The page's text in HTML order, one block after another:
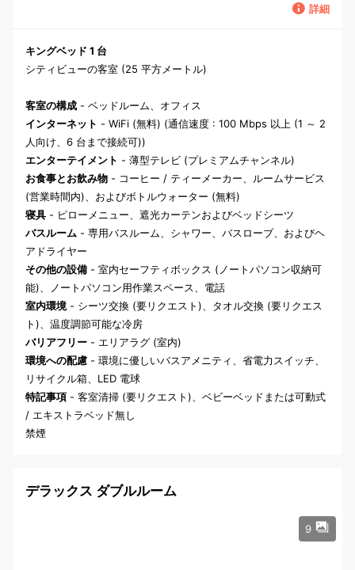
詳細
キングベッド 1 台
シティビューの客室 (25 平方メートル)
客室の構成 - ベッドルーム、オフィス
インターネット - WiFi (無料) (通信速度 : 100 Mbps 以上 (1 ～ 2
人向け、6 台まで接続可))
エンターテイメント - 薄型テレビ (プレミアムチャンネル)
お食事とお飲み物 - コーヒー / ティーメーカー、ルームサービス
(営業時間内)、およびボトルウォーター (無料)
寝具 - ピローメニュー、遮光カーテンおよびベッドシーツ
バスルーム - 専用バスルーム、シャワー、バスローブ、およびヘ
アドライヤー
その他の設備 - 室内セーフティボックス (ノートパソコン収納可
能)、ノートパソコン用作業スペース、電話
室内環境 - シーツ交換 (要リクエスト)、タオル交換 (要リクエス
ト)、温度調節可能な冷房
バリアフリー - エリアラグ (室内)
環境への配慮 - 環境に優しいバスアメニティ、省電力スイッチ、
リサイクル箱、LED 電球
特記事項 - 客室清掃 (要リクエスト)、ベビーベッドまたは可動式
/ エキストラベッド無し
禁煙
デラックス ダブルルーム
9